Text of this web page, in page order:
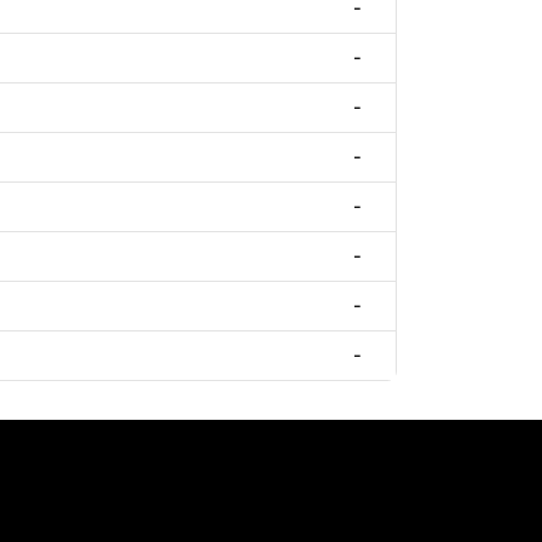
-
-
-
-
-
-
-
-